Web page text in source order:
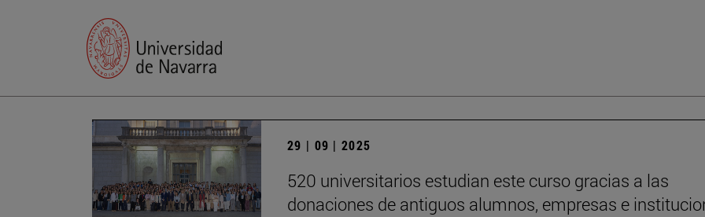
29 | 09 | 2025
520 universitarios estudian este curso gracias a las
donaciones de antiguos alumnos, empresas e